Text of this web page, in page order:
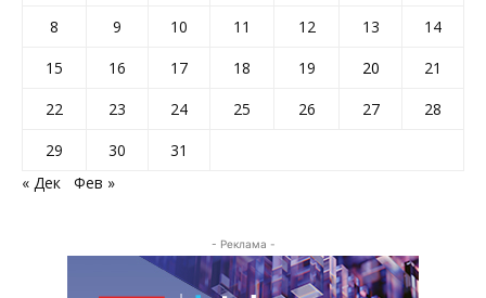
8
9 10 11 12 13
14
15
16 17 18 19 20
21
22
23 24 25 26 27
28
29
30
31
« Дек
Фев »
- Реклама -